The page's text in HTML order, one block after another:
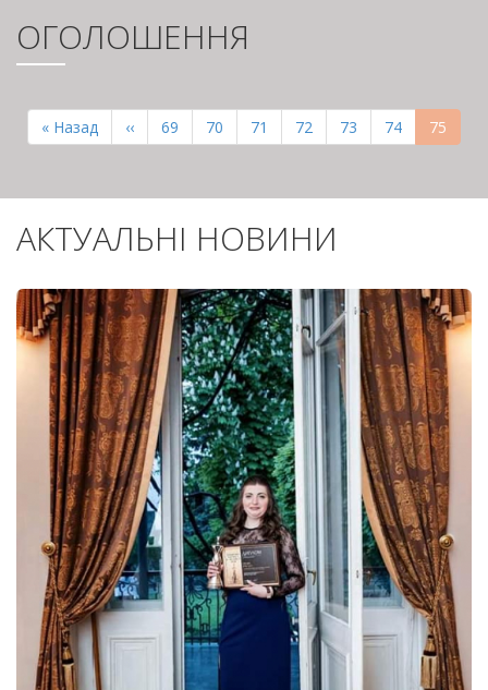
ОГОЛОШЕННЯ
СТОРІНКИ
Перша
сторінка
« Назад
Попередня
сторінка
‹‹ Page
69 Page
70 Page
71 Page
72 Page
73 Page
74 75
АКТУАЛЬНІ НОВИНИ